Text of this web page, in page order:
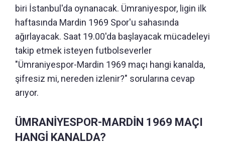
biri İstanbul'da oynanacak. Ümraniyespor, ligin ilk
haftasında Mardin 1969 Spor'u sahasında
ağırlayacak. Saat 19.00'da başlayacak mücadeleyi
takip etmek isteyen futbolseverler
"Ümraniyespor-Mardin 1969 maçı hangi kanalda,
şifresiz mi, nereden izlenir?" sorularına cevap
arıyor.
ÜMRANİYESPOR-MARDİN 1969 MAÇI
HANGİ KANALDA?